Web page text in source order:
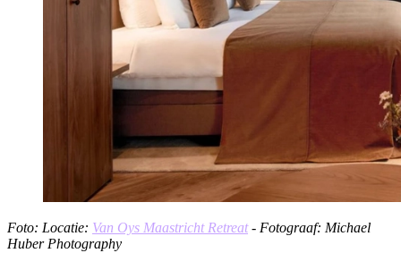
Foto: Locatie: Van Oys Maastricht Retreat- Fotograaf: Michael
Huber Photography